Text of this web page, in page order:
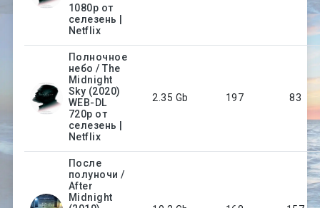
1080p от
селезень |
Netflix
Полночное
небо / The
Midnight
Sky (2020)
WEB-DL
720p от
селезень |
Netflix
2.35 Gb 197 83
После
полуночи /
After
Midnight